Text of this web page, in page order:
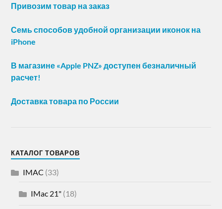
Привозим товар на заказ
Семь способов удобной организации иконок на
iPhone
В магазине «Apple PNZ» доступен безналичный
расчет!
Доставка товара по России
КАТАЛОГ ТОВАРОВ
IMAC (33)
IMac 21" (18)